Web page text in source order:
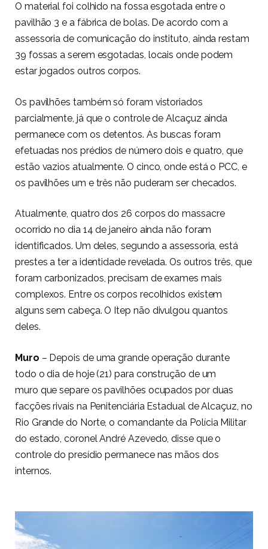
O material foi colhido na fossa esgotada entre o
pavilhão 3 e a fábrica de bolas. De acordo com a
assessoria de comunicação do instituto, ainda restam
39 fossas a serem esgotadas, locais onde podem
estar jogados outros corpos.
Os pavilhões também só foram vistoriados
parcialmente, já que o controle de Alcaçuz ainda
permanece com os detentos. As buscas foram
efetuadas nos prédios de número dois e quatro, que
estão vazios atualmente. O cinco, onde está o PCC, e
os pavilhões um e três não puderam ser checados.
Atualmente, quatro dos 26 corpos do massacre
ocorrido no dia 14 de janeiro ainda não foram
identificados. Um deles, segundo a assessoria, está
prestes a ter a identidade revelada. Os outros três, que
foram carbonizados, precisam de exames mais
complexos. Entre os corpos recolhidos existem
alguns sem cabeça. O Itep não divulgou quantos
deles.
Muro – Depois de uma grande operação durante
todo o dia de hoje (21) para construção de um
muro que separe os pavilhões ocupados por duas
facções rivais na Penitenciária Estadual de Alcaçuz, no
Rio Grande do Norte, o comandante da Polícia Militar
do estado, coronel André Azevedo, disse que o
controle do presídio permanece nas mãos dos
internos.